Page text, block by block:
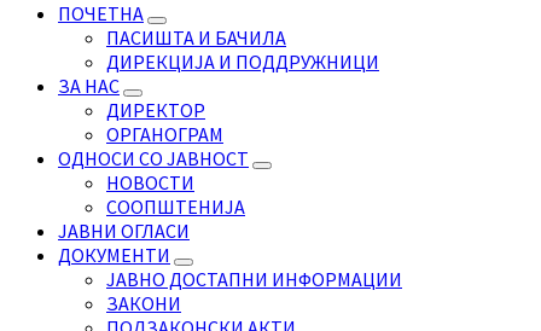
ПОЧЕТНА
ПАСИШТА И БАЧИЛА
ДИРЕКЦИЈА И ПОДДРУЖНИЦИ
ЗА НАС
ДИРЕКТОР
ОРГАНОГРАМ
ОДНОСИ СО ЈАВНОСТ
НОВОСТИ
СООПШТЕНИЈА
ЈАВНИ ОГЛАСИ
ДОКУМЕНТИ
ЈАВНО ДОСТАПНИ ИНФОРМАЦИИ
ЗАКОНИ